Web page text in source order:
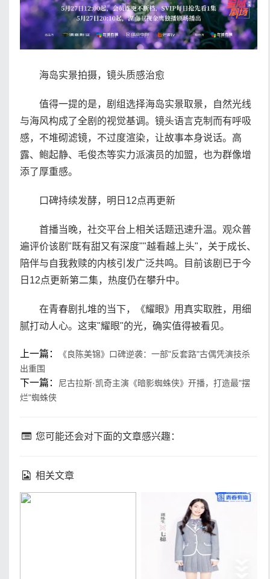
海岛实景拍摄，镜头质感治愈
值得一提的是，剧组选择海岛实景取景，自然光线
与海风构成了全剧的视觉基调。镜头语言克制而有呼吸
感，不堆砌滤镜，不过度渲染，让故事本身说话。高
露、鲍起静、毛俊杰等实力派演员的加盟，也为群像增
添了厚重感。
口碑持续发酵，明日12点再更新
首播当晚，社交平台上相关话题迅速升温。观众普
遍评价该剧"既有甜又有深度""越看越上头"，关于成长、
陪伴与自我救赎的内核引发广泛共鸣。目前该剧已于今
日12点更新第二集，热度仍在攀升中。
在青春剧扎堆的当下，《耀眼》用真实取胜，用细
腻打动人心。这束"耀眼"的光，确实值得被看见。
上一篇：
《良陈美锦》口碑逆袭：一部"反套路"古偶凭演技杀
出重围
下一篇： 尼古拉斯·凯奇主演《暗影蜘蛛侠》开播，打造最"摆
烂"蜘蛛侠
您可能还会对下面的文章感兴趣：
相关文章